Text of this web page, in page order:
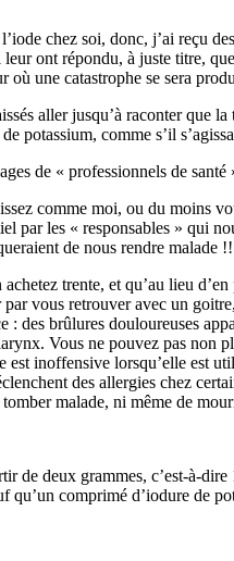
chez soi, donc, j’ai reçu
ont répondu, à juste titre,
une catastrophe se sera
aller jusqu’à raconter que
potassium, comme s’il
de « professionnels de
comme moi, ou du moins
par les « responsables » qui
de nous rendre malade !!
trente, et qu’au lieu
vous retrouver avec un
: des brûlures douloureuses
Vous ne pouvez pas non
inoffensive lorsqu’elle est
des allergies chez
malade, ni même de
de deux grammes, c’est-à-
qu’un comprimé d’iodure de